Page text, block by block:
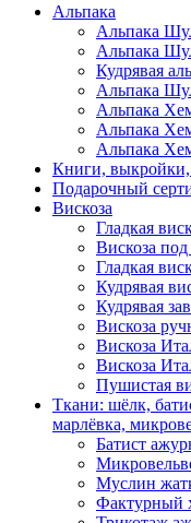
Альпака
Альпака
Альпака
Кудрявая
Альпака
Альпака
Альпака
Альпака
Книги,
Подарочный
Вискоза
Гладкая
Вискоза
Гладкая
Кудрявая
Кудрявая
Вискоза
Вискоза
Вискоза
Пушистая
Ткани: шёлк,
марлёвка,
Батист
Муслин
Фактурный